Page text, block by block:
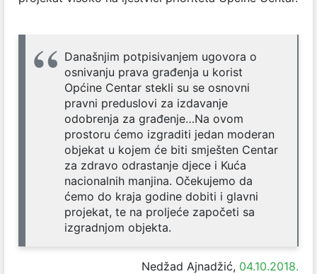
Današnjim potpisivanjem ugovora o
osnivanju prava građenja u korist
Općine Centar stekli su se osnovni
pravni preduslovi za izdavanje
odobrenja za građenje…Na ovom
prostoru ćemo izgraditi jedan moderan
objekat u kojem će biti smješten Centar
za zdravo odrastanje djece i Kuća
nacionalnih manjina. Očekujemo da
ćemo do kraja godine dobiti i glavni
projekat, te na proljeće započeti sa
izgradnjom objekta.
Nedžad Ajnadžić, 04.10.2018.